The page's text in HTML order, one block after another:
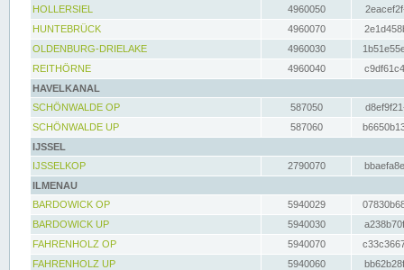
HOLLERSIEL
4960050
HUNTEBRÜCK
4960070
OLDENBURG-DRIELAKE
4960030
REITHÖRNE
4960040
HAVELKANAL
SCHÖNWALDE OP
587050
SCHÖNWALDE UP
587060
IJSSEL
IJSSELKOP
2790070
ILMENAU
BARDOWICK OP
5940029
BARDOWICK UP
5940030
FAHRENHOLZ OP
5940070
FAHRENHOLZ UP
5940060